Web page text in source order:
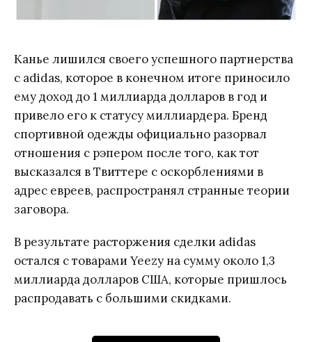
Канье лишился своего успешного партнерства
с adidas, которое в конечном итоге приносило
ему доход до 1 миллиарда долларов в год и
привело его к статусу миллиардера. Бренд
спортивной одежды официально разорвал
отношения с рэпером после того, как тот
высказался в Твиттере с оскорблениями в
адрес евреев, распространял странные теории
заговора.
В результате расторжения сделки adidas
остался с товарами Yeezy на сумму около 1,3
миллиарда долларов США, которые пришлось
распродавать с большими скидками.